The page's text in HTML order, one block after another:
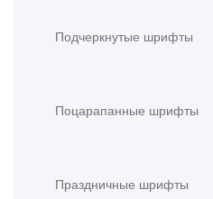
Подчеркнутые шрифты
Поцарапанные шрифты
Праздничные шрифты